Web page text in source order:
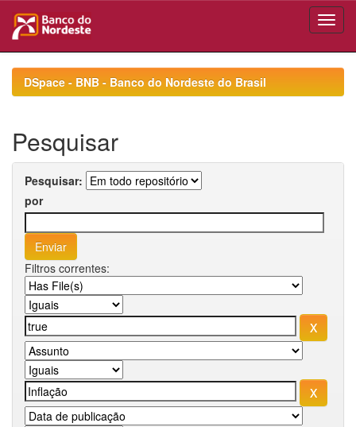
navigationDSpace - BNB - Banco do Nordeste do Brasil
Pesquisar
Pesquisar:
por
Filtros correntes: